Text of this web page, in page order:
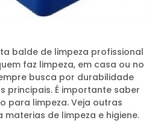
balde de limpeza profissional
faz limpeza, em casa ou no
busca por durabilidade
principais. É importante saber
para limpeza. Veja outras
de limpeza e higiene.